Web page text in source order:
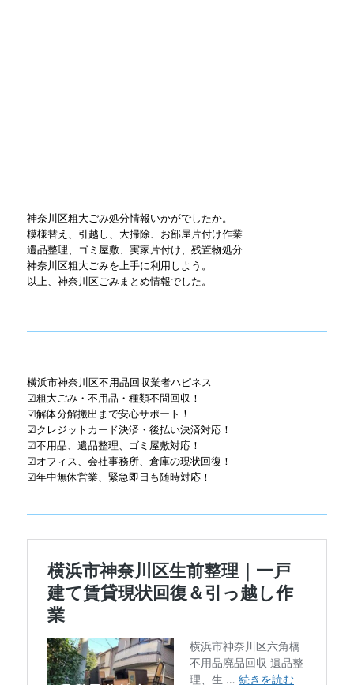
神奈川区粗大ごみ処分情報いかがでしたか。
模様替え、引越し、大掃除、お部屋片付け作業
遺品整理、ゴミ屋敷、実家片付け、残置物処分
神奈川区粗大ごみを上手に利用しよう。
以上、神奈川区ごみまとめ情報でした。
横浜市神奈川区不用品回収業者ハピネス
☑粗大ごみ・不用品・種類不問回収！
☑解体分解搬出まで安心サポート！
☑クレジットカード決済・後払い決済対応！
☑不用品、遺品整理、ゴミ屋敷対応！
☑オフィス、会社事務所、倉庫の現状回復！
☑年中無休営業、緊急即日も随時対応！